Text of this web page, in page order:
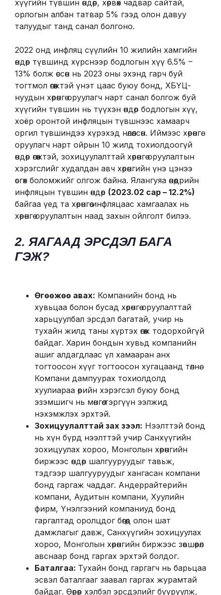
хүүгийн түвшин өндөр, хөрвөх чадвар сайтай,
орлогын албан татвар 5% гээд олон давуу
талуудыг танд санал болгоно.
2022 онд инфляц сүүлийн 10 жилийн хамгийн
өндөр түвшинд хүрснээр бодлогын хүү 6.5% –
13% болж өссөн нь 2023 оны эхэнд гарч буй
тогтмол өгөөжтэй үнэт цаас буюу бонд, ХБҮЦ-
нуудын хөрөнгө оруулагч нарт санал болгож буй
хүүгийн түвшин нь түүхэн өндөр бодлогын хүү,
хоёр оронтой инфляцын түвшнээс хамаарч
оргил түвшиндээ хүрэхэд нөлөөлсөн. Иймээс хөрөнгө
оруулагч нарт ойрын 10 жилд тохиолдоогүй
өндөр өгөөжтэй, зохицуулалттай хөрөнгө оруулалтын
хэрэгслийг худалдан авч хөрөнгийн үнэ цэнээ
өсгөх боломжийг олгож байна. Ялангуяа өнөөдрийн
инфляцын түвшин өндөр (2023.02 сар – 12.2%)
байгаа үед та хөрөнгөө инфляцаас хамгаалах нь
хөрөнгө оруулалтын наад захын ойлголт билээ.
2. ЯАГААД ЭРСДЭЛ БАГА
ГЭЖ?
Өгөөжөө авах: Компанийн бонд нь
хувьцаа болон бусад хөрөнгө оруулалттай
харьцуулбал эрсдэл багатай, учир нь
тухайн жилд таны хүртэх өгөөж тодорхойгүй
байдаг. Харин бондын хувьд компанийн
ашиг алдагдлаас үл хамааран анх
тогтоосон хүүг тогтоосон хугацаанд төлнө.
Компани дампуурах тохиолдолд
хуулиараа өрийн хэрэгсэл буюу бонд
эзэмшигч нь мөнгөө тэргүүн ээлжид
нэхэмжлэх эрхтэй.
Зохицуулалттай зах зээл: Нээлттэй бонд
нь хүн бүрд нээлттэй учир Санхүүгийн
зохицуулах хороо, Монголын хөрөнгийн
биржээс өндөр шалгууруудыг тавьж,
тэдгээр шалгууруудыг хангасан компани
бонд гаргаж чаддаг. Андеррайтерийн
компани, Аудитын компани, Хуулийн
фирм, Үнэлгээний компаниуд бонд
гаргалтад оролцдог бөгөөд олон шат
дамжлагыг давж, Санхүүгийн зохицуулах
хороо, Монголын хөрөнгийн биржээс зөвшөөрөл
авснаар бонд гаргах эрхтэй болдог.
Баталгаа: Тухайн бонд гаргагч нь барьцаа
эсвэл баталгааг заавал гаргах журамтай
байдаг. Өөрөөр хэлбэл эрсдэлийг бууруулж,